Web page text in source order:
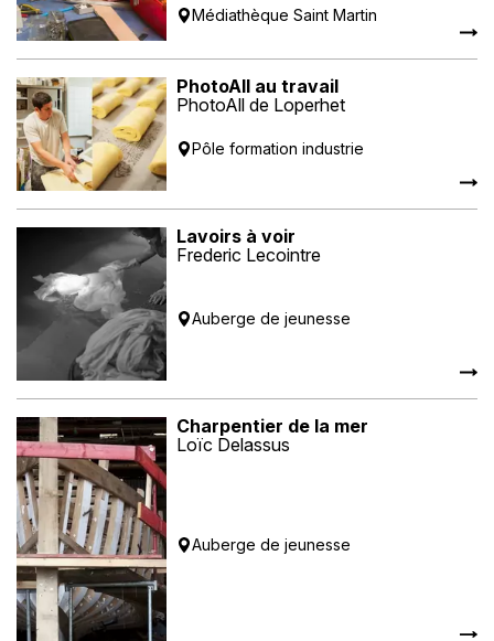
Médiathèque Saint Martin
PhotoAll au travail
PhotoAll de Loperhet
Pôle formation industrie
Lavoirs à voir
Frederic Lecointre
Auberge de jeunesse
Charpentier de la mer
Loïc Delassus
Auberge de jeunesse